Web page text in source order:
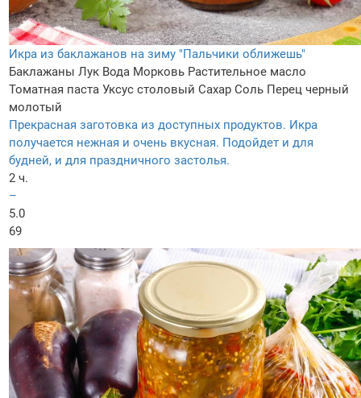
Икра из баклажанов на зиму "Пальчики оближешь"
Баклажаны Лук Вода Морковь Растительное масло
Томатная паста Уксус столовый Сахар Соль Перец черный
молотый
Прекрасная заготовка из доступных продуктов. Икра
получается нежная и очень вкусная. Подойдет и для
будней, и для праздничного застолья.
2 ч.
–
5.0
69